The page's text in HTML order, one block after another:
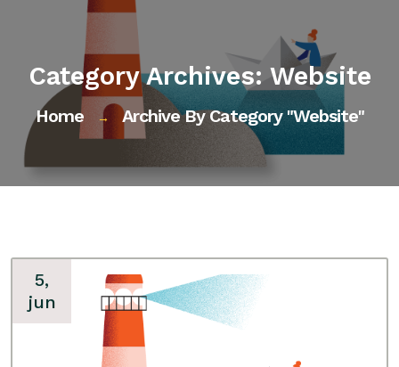
Category Archives: Website
Home → Archive By Category "website"
5,
jun